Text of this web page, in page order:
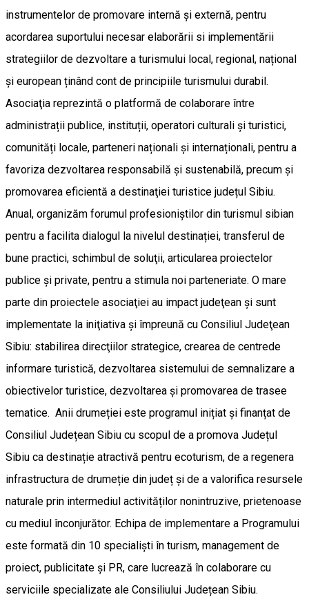
instrumentelor de promovare internă și externă, pentru
acordarea suportului necesar elaborării si implementării
strategiilor de dezvoltare a turismului local, regional, național
și european ținând cont de principiile turismului durabil.
Asociaţia reprezintă o platformă de colaborare între
administrații publice, instituții, operatori culturali și turistici,
comunități locale, parteneri naționali și internaționali, pentru a
favoriza dezvoltarea responsabilă și sustenabilă, precum şi
promovarea eficientă a destinaţiei turistice județul Sibiu.
Anual, organizăm forumul profesioniştilor din turismul sibian
pentru a facilita dialogul la nivelul destinației, transferul de
bune practici, schimbul de soluţii, articularea proiectelor
publice şi private, pentru a stimula noi parteneriate. O mare
parte din proiectele asociaţiei au impact judeţean şi sunt
implementate la iniţiativa şi împreună cu Consiliul Judeţean
Sibiu: stabilirea direcţiilor strategice, crearea de centrede
informare turistică, dezvoltarea sistemului de semnalizare a
obiectivelor turistice, dezvoltarea şi promovarea de trasee
tematice. Anii drumeției este programul inițiat și finanțat de
Consiliul Județean Sibiu cu scopul de a promova Județul
Sibiu ca destinație atractivă pentru ecoturism, de a regenera
infrastructura de drumeție din județ și de a valorifica resursele
naturale prin intermediul activităților nonintruzive, prietenoase
cu mediul înconjurător. Echipa de implementare a Programului
este formată din 10 specialiști în turism, management de
proiect, publicitate și PR, care lucrează în colaborare cu
serviciile specializate ale Consiliului Județean Sibiu.